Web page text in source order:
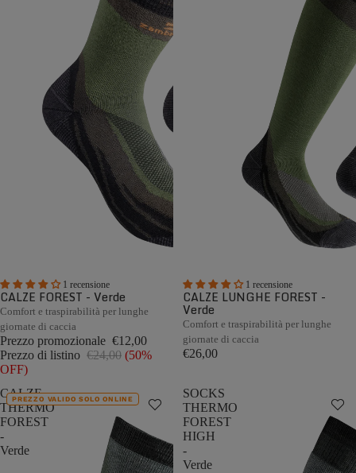
1 recensione
CALZE FOREST - Verde
Comfort e traspirabilità per lunghe
giornate di caccia
Prezzo promozionale €12,00
Prezzo di listino €24,00 (50%
OFF)
1 recensione
CALZE LUNGHE FOREST -
Verde
Comfort e traspirabilità per lunghe
giornate di caccia
€26,00
CALZE
THERMO
FOREST
-
Verde
PREZZO VALIDO SOLO ONLINE
SOCKS
THERMO
FOREST
HIGH
-
Verde